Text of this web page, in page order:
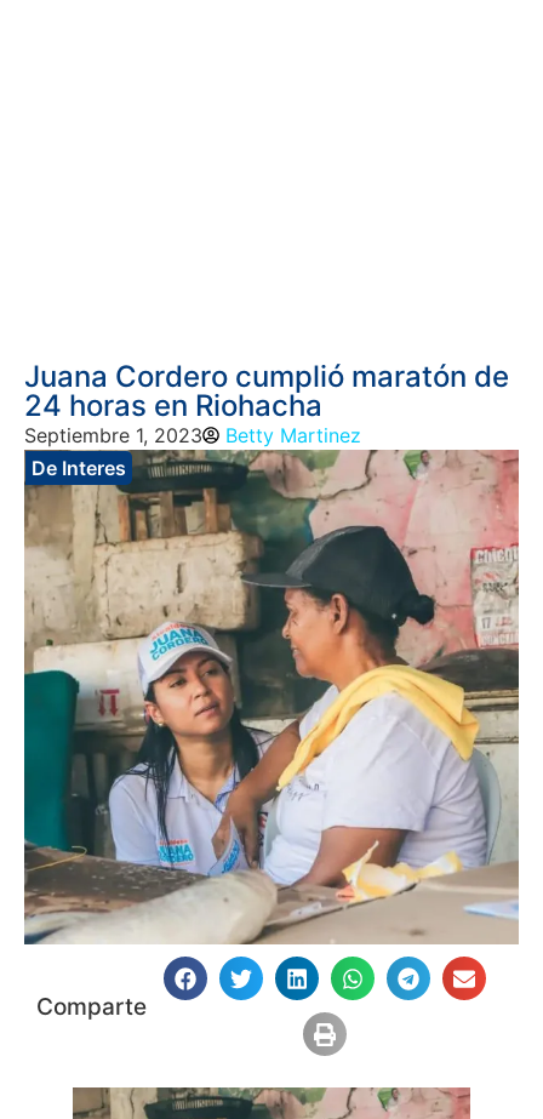
Juana Cordero cumplió maratón de
24 horas en Riohacha
Septiembre 1, 2023
Betty Martinez
De Interes
Comparte